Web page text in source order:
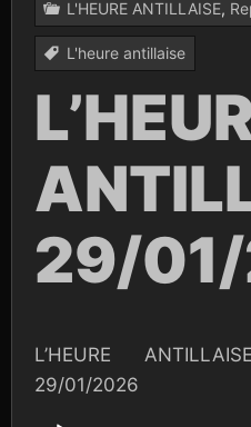
L'HEURE ANTILLAISE,
L'heure antillaise
29/
L’HEURE
29/01/2026